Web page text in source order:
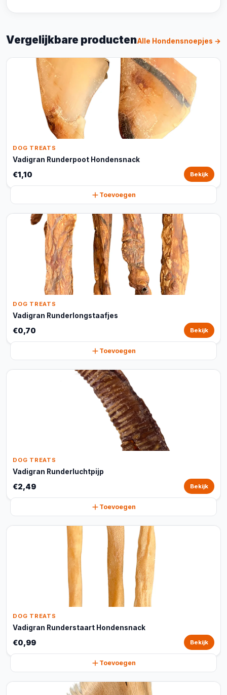
Vergelijkbare productenAlle Hondensnoepjes →
DOG TREATS
Vadigran Runderpoot Hondensnack
€1,10 Bekijk
Toevoegen
DOG TREATS
Vadigran Runderlongstaafjes
€0,70 Bekijk
Toevoegen
DOG TREATS
Vadigran Runderluchtpijp
€2,49 Bekijk
Toevoegen
DOG TREATS
Vadigran Runderstaart Hondensnack
€0,99 Bekijk
Toevoegen